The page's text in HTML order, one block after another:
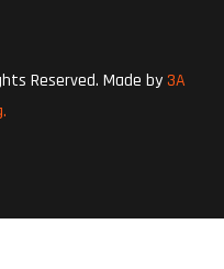
Reserved. Made by3A